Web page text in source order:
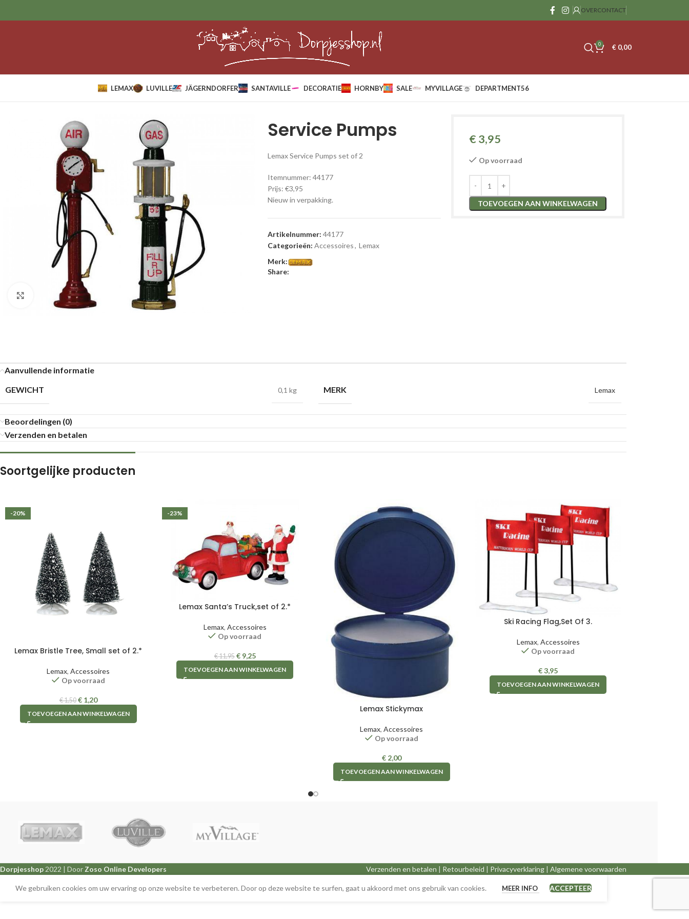
OVERCONTACT
0 € 0,00
LEMAX LUVILLE JÄGERNDORFER SANTAVILLE DECORATIE HORNBY SALE MYVILLAGE DEPARTMENT56
Klik om te vergroten
Service Pumps
Lemax Service Pumps set of 2
Itemnummer: 44177
Prijs: €3,95
Nieuw in verpakking.
€ 3,95
Op voorraad
TOEVOEGEN AAN WINKELWAGEN
Artikelnummer: 44177
Categorieën: Accessoires, Lemax
Merk:
Share:
Aanvullende informatie
GEWICHT
0,1 kg MERK Lemax
Beoordelingen (0)
Verzenden en betalen
Soortgelijke producten
-20%
Lemax Bristle Tree, Small set of 2.*
Lemax,Accessoires
Op voorraad
€1,50 €1,20
TOEVOEGEN AAN WINKELWAGEN
-23%
Lemax Santa’s Truck,set of 2.*
Lemax, Accessoires
Op voorraad
€11,95 €9,25
TOEVOEGEN AAN WINKELWAGEN
Lemax Stickymax
Lemax,Accessoires
Op voorraad
€2,00
TOEVOEGEN AAN WINKELWAGEN
Ski Racing Flag,Set Of 3.
Lemax, Accessoires
Op voorraad
€3,95
TOEVOEGEN AAN WINKELWAGEN
Dorpjesshop 2022 | Door Zoso Online Developers Verzenden en betalen | Retourbeleid | Privacyverklaring | Algemene voorwaarden
We gebruiken cookies om uw ervaring op onze website te verbeteren. Door op deze website te surfen, gaat u akkoord met ons gebruik van cookies. MEER INFO ACCEPTEER